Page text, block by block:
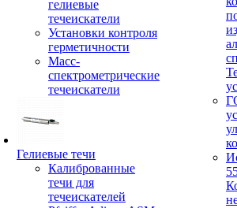
гелиевые
течеискатели
Установки контроля
герметичности
Масс-
спектрометрические
течеискатели
Гелиевые течи
Калиброванные
течи для
течеискателей